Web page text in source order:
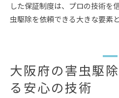
した保証制度は、プロの技術を
虫駆除を依頼できる大きな要素と
大阪府の害虫駆
る安心の技術